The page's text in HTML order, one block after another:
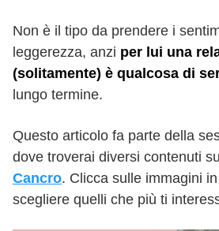
Non è il tipo da prendere i
leggerezza, anzi per lui una
(solitamente) è qualcosa di
lungo termine.
Questo articolo fa parte della
dove troverai diversi contenuti sul
Cancro. Clicca sulle immagini
scegliere quelli che più ti